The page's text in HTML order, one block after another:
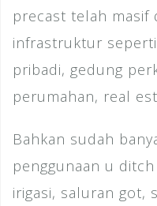
precast telah masif
infrastruktur
pribadi, gedung
perumahan, real
Bahkan sudah
penggunaan u
irigasi, saluran got,